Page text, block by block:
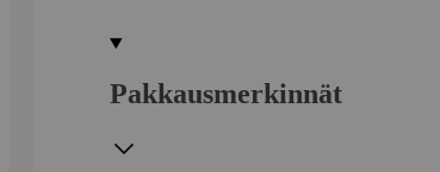
Pakkausmerkinnät